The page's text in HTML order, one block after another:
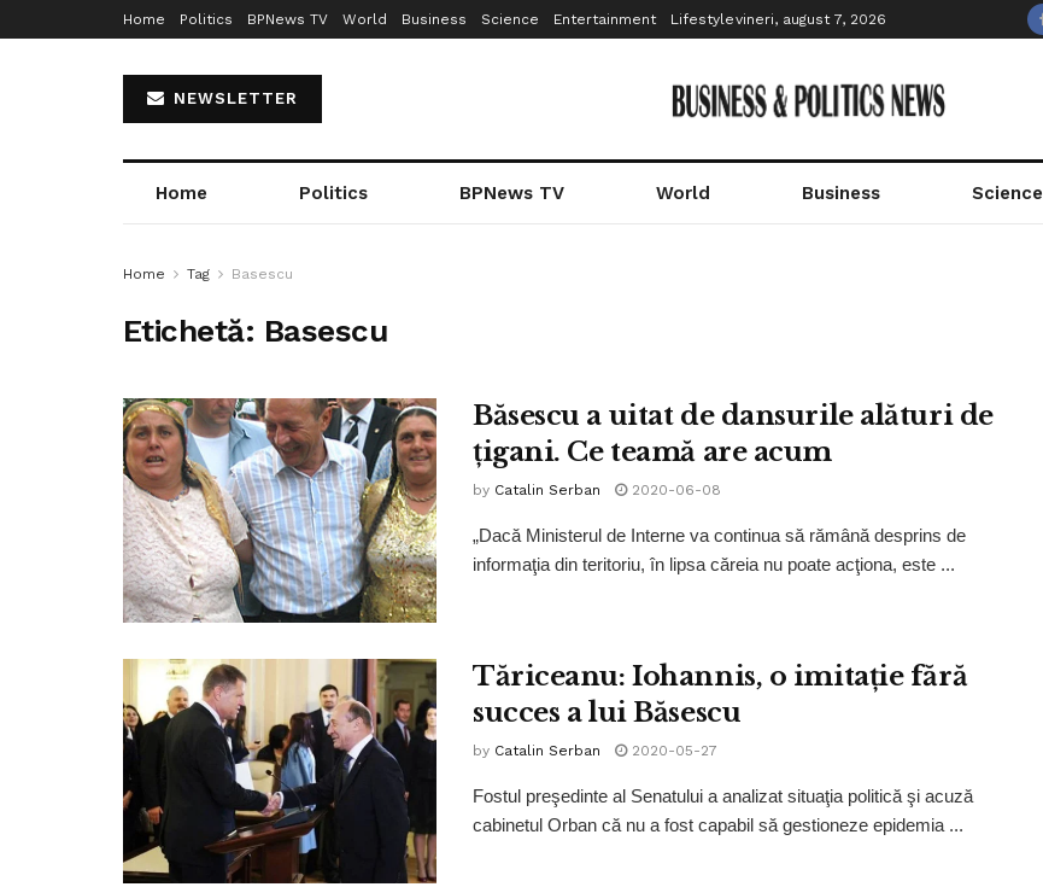
Home Politics BPNews TV World Business Science Entertainment Lifestylevineri, august 7, 2026
NEWSLETTER
Home Politics BPNews TV World Business Science
Home Tag Basescu
Etichetă: Basescu
Băsescu a uitat de dansurile alături de
țigani. Ce teamă are acum
by Catalin Serban 2020-06-08
„Dacă Ministerul de Interne va continua să rămână desprins de
informaţia din teritoriu, în lipsa căreia nu poate acţiona, este ...
Tăriceanu: Iohannis, o imitație fără
succes a lui Băsescu
by Catalin Serban 2020-05-27
Fostul preşedinte al Senatului a analizat situaţia politică şi acuză
cabinetul Orban că nu a fost capabil să gestioneze epidemia ...